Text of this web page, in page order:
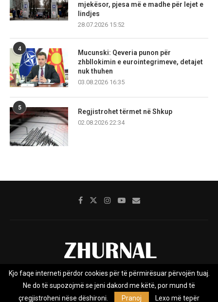
mjekësor, pjesa më e madhe për lejet e
lindjes
28.07.2026 15:52
4
Mucunski: Qeveria punon për
zhbllokimin e eurointegrimeve, detajet
nuk thuhen
03.08.2026 16:35
5
Regjistrohet tërmet në Shkup
02.08.2026 22:34
Rreth nesh Impresumi Marketing
Privacy Policy
Kjo faqe interneti përdor cookies për të përmirësuar përvojën tuaj.
Ne do të supozojmë se jeni dakord me këtë, por mund të
çregjistroheni nëse dëshironi.
Pranoj Lexo më tepër